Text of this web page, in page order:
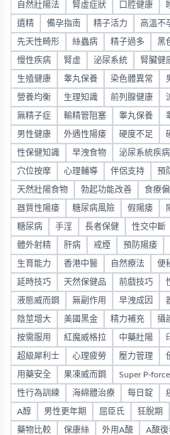
自然壯陽法 腎虛症狀 口腔健康
遺精 備孕指南 精子活力 高溫不
先天性畸形 絲蟲病 精子過多 黑
慢性疾病 腎虛 泌尿系統 腎臟健
生殖健康 睾丸保養 染色體異常
營養均衡 生理知識 前列腺健康
無精子症 輸精管阻塞 睾丸保養
男性健康 外遇性陽痿 硬度不足
性保健知識 早洩食物 泌尿系統疾病
穴位按摩 心理輔導 伴侶支持 預
天然壯陽食物 勃起功能改善 食療
器質性陽痿 糖尿病風險 假陽痿
糖尿病 手淫 長者保健 性交中斷
體外射精 肝病 戒煙 預防陽痿
生育能力 香港中醫 自然療法 便
延時技巧 天然保健品 前戲技巧
液態威而鋼 無副作用 早洩成因
陰莖增大 美國黑金 精力補充 攝
按需服用 紅魔威格拉 中藥壯陽
超級犀利士 心理疲勞 壓力管理
用藥安全 果凍威而鋼 Super P-force
性行為訓練 海綿體治療 每日錠
A醇 男性更年期 屈臣氏 狂脫期
藥物比較 保康絲 外用A酸 A酸復